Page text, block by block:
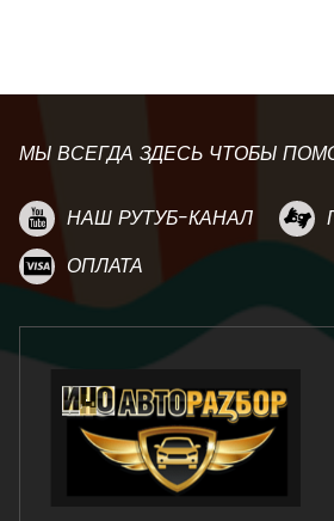
МЫ ВСЕГДА ЗДЕСЬ ЧТОБЫ
НАШ РУТУБ-КАНАЛ
ОПЛАТА